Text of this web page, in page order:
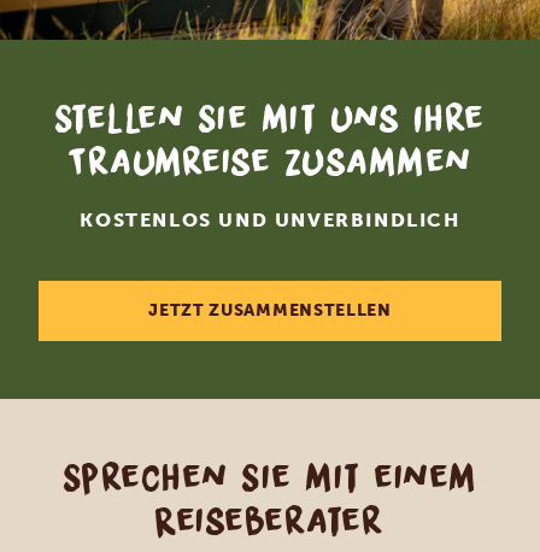
Stellen Sie mit uns Ihre
Traumreise zusammen
KOSTENLOS UND UNVERBINDLICH
JETZT ZUSAMMENSTELLEN
Sprechen Sie mit einem
Reiseberater